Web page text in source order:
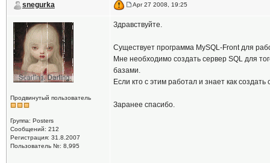
snegurka Apr 27 2008, 19:25
Продвинутый пользователь
Группа: Posters
Сообщений: 212
Регистрация: 31.8.2007
Пользователь №: 8,995
Здравствуйте.
Существует программа MySQL-Front для
Мне необходимо создать сервер SQL для
базами.
Если кто с этим работал и знает как
Заранее спасибо.